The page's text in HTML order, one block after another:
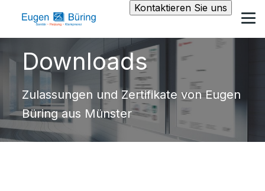
Kontaktieren Sie uns
Downloads
Zulassungen und Zertifikate von Eugen
Büring aus Münster